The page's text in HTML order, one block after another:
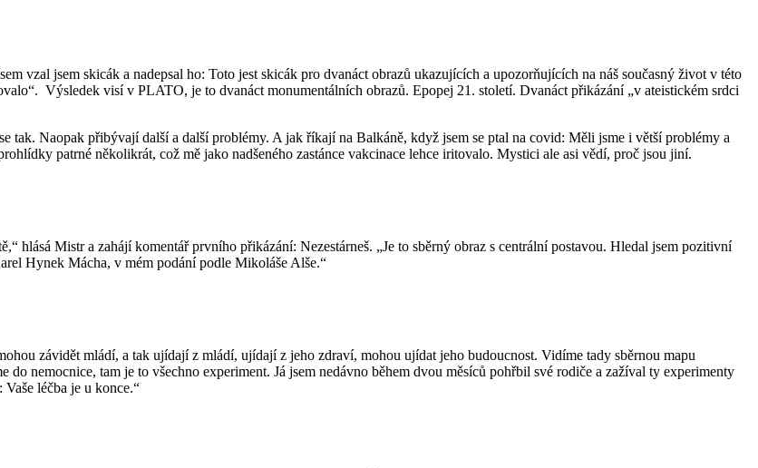
vzal jsem skicák a nadepsal ho: Toto jest skicák pro dvanáct obrazů ukazujících a upozorňujících na náš současný život v této
Výsledek visí v PLATO, je to dvanáct monumentálních obrazů. Epopej 21. století. Dvanáct přikázání „v ateistickém srdci
tak. Naopak přibývají další a další problémy. A jak říkají na Balkáně, když jsem se ptal na covid: Měli jsme i větší problémy a
patrné několikrát, což mě jako nadšeného zastánce vakcinace lehce iritovalo. Mystici ale asi vědí, proč jsou jiní.
hlásá Mistr a zahájí komentář prvního přikázání: Nezestárneš. „Je to sběrný obraz s centrální postavou. Hledal jsem pozitivní
Hynek Mácha, v mém podání podle Mikoláše Alše.“
závidět mládí, a tak ujídají z mládí, ujídají z jeho zdraví, mohou ujídat jeho budoucnost. Vidíme tady sběrnou mapu
nemocnice, tam je to všechno experiment. Já jsem nedávno během dvou měsíců pohřbil své rodiče a zažíval ty experimenty
léčba je u konce.“